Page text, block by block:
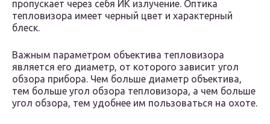
пропускает через себя ИК излучение. Оптика
тепловизора имеет черный цвет и характерный
блеск.
Важным параметром объектива тепловизора
является его диаметр, от которого зависит угол
обзора прибора. Чем больше диаметр объектива,
тем больше угол обзора тепловизора, а чем больше
угол обзора, тем удобнее им пользоваться на охоте.